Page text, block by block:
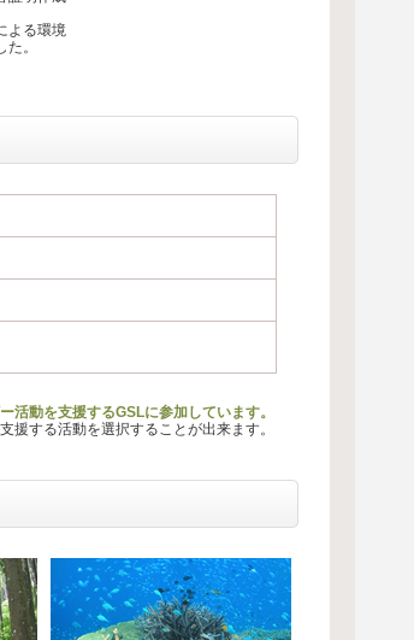
よる環境
。
活動を支援するGSLに参加しています。
する活動を選択することが出来ます。